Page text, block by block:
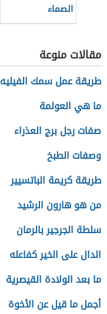
الصماء
مقالات منوعة
طريقة عمل سمك الفيليه
ما هي العولمة
صفات رجل برج العذراء
وصفات الطبخ
طريقة كريمة الباتسيير
من هو هارون الرشيد
سلطة الجرجير بالرمان
الدال على الخير كفاعله
ما بعد الولادة القيصرية
أجمل ما قيل عن الأخوة